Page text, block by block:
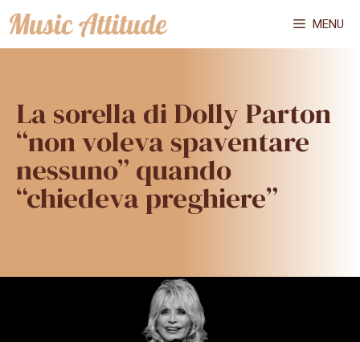
Vai
al
MENU
La sorella di Dolly Parton
“non voleva spaventare
nessuno” quando
“chiedeva preghiere”